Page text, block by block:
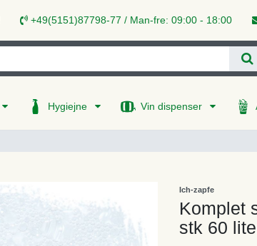
+49(5151)87798-77 / Man-fre: 09:00 - 18:00
Hygiejne Vin dispenser
Ich-zapfe
Komplet
stk 60